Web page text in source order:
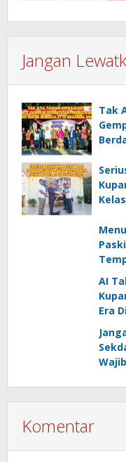
Jangan
Tak
AI
Era
Komentar